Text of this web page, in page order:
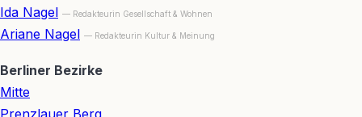
Ida Nagel — Redakteurin Gesellschaft & Wohnen
Ariane Nagel — Redakteurin Kultur & Meinung
Berliner Bezirke
Mitte